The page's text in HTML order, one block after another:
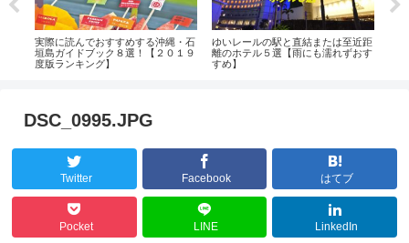
実際に読んでおすすめする沖縄・石
垣島ガイドブック８選！【２０１９
度版ランキング】
ゆいレールの駅と直結または至近距
離のホテル５選【雨にも濡れずおす
すめ】
DSC_0995.JPG
Twitter Facebook はてブ
Pocket LINE LinkedIn